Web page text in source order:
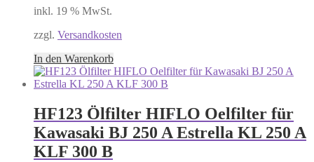
inkl. 19 % MwSt.
zzgl. Versandkosten
In den Warenkorb
HF123 Ölfilter HIFLO Oelfilter für
Kawasaki BJ 250 A Estrella KL 250 A
KLF 300 B